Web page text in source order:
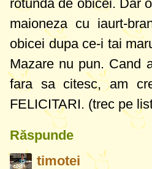
rotunda de obicei. Dar
maioneza cu iaurt-
obicei dupa ce-i tai
Mazare nu pun. Cand
fara sa citesc, am
FELICITARI. (trec pe
Răspunde
timotei